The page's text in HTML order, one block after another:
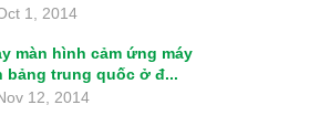
1, 2014
màn hình cảm ứng máy
bảng trung quốc ở đ...
12, 2014